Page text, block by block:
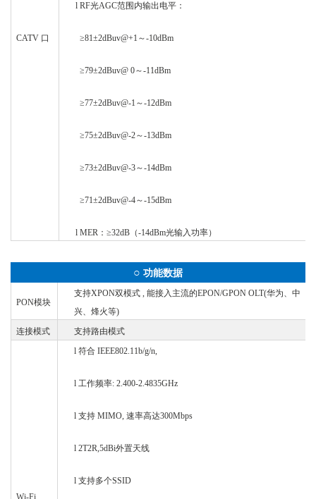
CATV 口
l RF光AGC范围内输出电平：
≥81±2dBuv@+1～-10dBm
≥79±2dBuv@ 0～-11dBm
≥77±2dBuv@-1～-12dBm
≥75±2dBuv@-2～-13dBm
≥73±2dBuv@-3～-14dBm
≥71±2dBuv@-4～-15dBm
l MER：≥32dB（-14dBm光输入功率）
○ 功能数据
PON模块
支持XPON双模式 , 能接入主流的EPON/GPON OLT(华为、中
兴、烽火等)
连接模式
支持路由模式
Wi-Fi
l 符合 IEEE802.11b/g/n,
l 工作频率: 2.400-2.4835GHz
l 支持MIMO, 速率高达300Mbps
l 2T2R,5dBi外置天线
l 支持多个SSID